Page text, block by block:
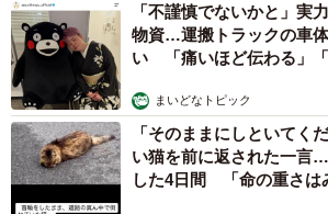
「不謹慎でないかと」実
物資…運搬トラックの車
い 「痛いほど伝わる」「
まいどなトピック
「そのままにしといてく
い猫を前に返された一
した4日間 「命の重さは